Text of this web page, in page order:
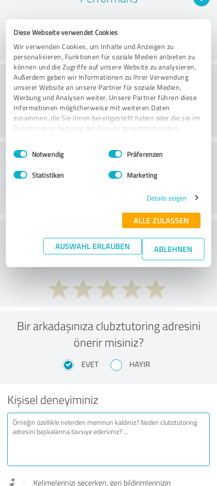
Diese Webseite verwendet Cookies
Wir verwenden Cookies, um Inhalte und Anzeigen zu
personalisieren, Funktionen für soziale Medien anbieten zu
können und die Zugriffe auf unsere Website zu analysieren.
Außerdem geben wir Informationen zu Ihrer Verwendung
unserer Website an unsere Partner für soziale Medien,
Werbung und Analysen weiter. Unsere Partner führen diese
Informationen möglicherweise mit weiteren Daten
zusammen, die Sie ihnen bereitgestellt haben oder die sie im
Rahmen Ihrer Nutzung der Dienste gesammelt haben.
Impressum Datenschutzbestimmungen
Einwilligungsauswahl
Notwendig Präferenzen
Statistiken Marketing
Details zeigen
ALLE ZULASSEN
AUSWAHL ERLAUBEN ABLEHNEN
Danışmanlık
Müşteri Hizmetleri
Maliyet/fayda oranı hakkında ne
düşünüyorsunuz?
Bir arkadaşınıza clubztutoring adresini
önerir misiniz?
EVET HAYIR
Kişisel deneyiminiz
Kelimelerinizi seçerken, geri bildirimlerinizin